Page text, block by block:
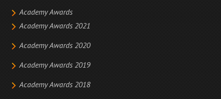
Academy Awards
Academy Awards 2021
Academy Awards 2020
Academy Awards 2019
Academy Awards 2018